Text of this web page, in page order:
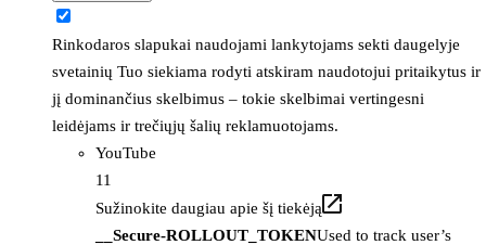
Rinkodaros slapukai naudojami lankytojams sekti daugelyje
svetainių Tuo siekiama rodyti atskiram naudotojui pritaikytus ir
jį dominančius skelbimus – tokie skelbimai vertingesni
leidėjams ir trečiųjų šalių reklamuotojams.
YouTube
11
Sužinokite daugiau apie šį tiekėją
__Secure-ROLLOUT_TOKENUsed to track user’s